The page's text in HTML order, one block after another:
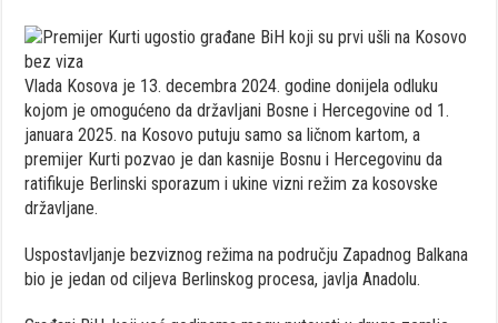
Vlada Kosova je 13. decembra 2024. godine donijela odluku
kojom je omogućeno da državljani Bosne i Hercegovine od 1.
januara 2025. na Kosovo putuju samo sa ličnom kartom, a
premijer Kurti pozvao je dan kasnije Bosnu i Hercegovinu da
ratifikuje Berlinski sporazum i ukine vizni režim za kosovske
državljane.
Uspostavljanje bezviznog režima na području Zapadnog Balkana
bio je jedan od ciljeva Berlinskog procesa, javlja Anadolu.